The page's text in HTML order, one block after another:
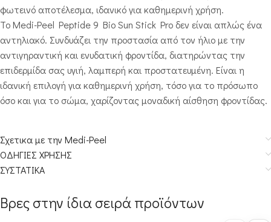
φωτεινό αποτέλεσμα, ιδανικό για καθημερινή χρήση.
Το Medi-Peel Peptide 9 Bio Sun Stick Pro δεν είναι απλώς ένα
αντηλιακό. Συνδυάζει την προστασία από τον ήλιο με την
αντιγηραντική και ενυδατική φροντίδα, διατηρώντας την
επιδερμίδα σας υγιή, λαμπερή και προστατευμένη. Είναι η
ιδανική επιλογή για καθημερινή χρήση, τόσο για το πρόσωπο
όσο και για το σώμα, χαρίζοντας μοναδική αίσθηση φροντίδας.
Σχετικα με την Medi-Peel
ΟΔΗΓΙΕΣ ΧΡΗΣΗΣ
ΣΥΣΤΑΤΙΚΑ
Βρες στην ίδια σειρά προϊόντων